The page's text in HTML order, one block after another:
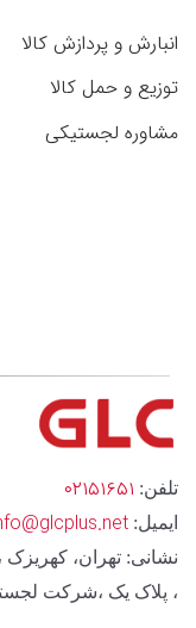
انبارش و پردازش کالا
توزیع و حمل کالا
مشاوره لجستیکی
تلفن: ۰۲۱۵۱۶۵۱
ایمیل:
نشانی: تهران، کهریزک
، پلاک یک ،شرکت